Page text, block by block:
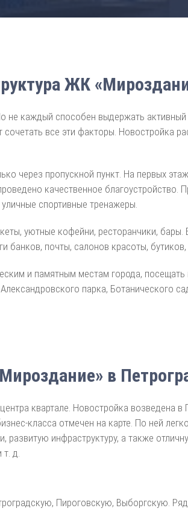
ЖК
каждый способен выдержать
все эти факторы. Новостройка
через пропускной пункт. На первых
качественное
спортивные тренажеры.
уютные кофейни, ресторанчики,
банков, почты, салонов красоты,
и памятным местам города, посещать
парка, Ботанического
в
квартале. Новостройка возведена
класса отмечен на карте. По ней
развитую инфраструктуру, а также
т. д.
Пироговскую, Выборгскую.